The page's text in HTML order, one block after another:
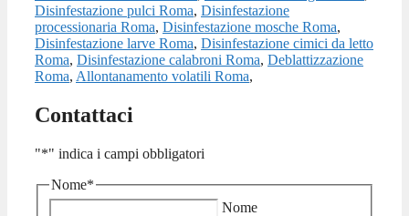
Disinfestazione pulci Roma, Disinfestazione
processionaria Roma, Disinfestazione mosche Roma,
Disinfestazione larve Roma, Disinfestazione cimici da letto
Roma, Disinfestazione calabroni Roma, Deblattizzazione
Roma, Allontanamento volatili Roma,
Contattaci
"*" indica i campi obbligatori
Nome*
Nome